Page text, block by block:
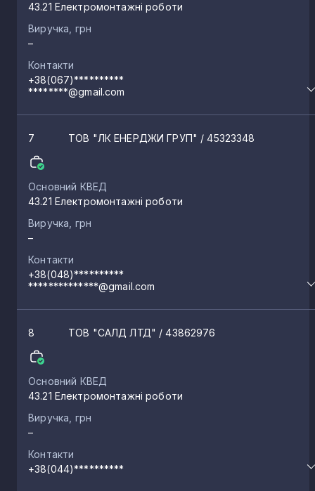
43.21 Електромонтажні роботи
Виручка, грн
–
Контакти
+38(067)**********
********@gmail.com
7 ТОВ "ЛК ЕНЕРДЖИ ГРУП" / 45323348
Основний КВЕД
43.21 Електромонтажні роботи
Виручка, грн
–
Контакти
+38(048)**********
**************@gmail.com
8 ТОВ "САЛД ЛТД" / 43862976
Основний КВЕД
43.21 Електромонтажні роботи
Виручка, грн
–
Контакти
+38(044)**********